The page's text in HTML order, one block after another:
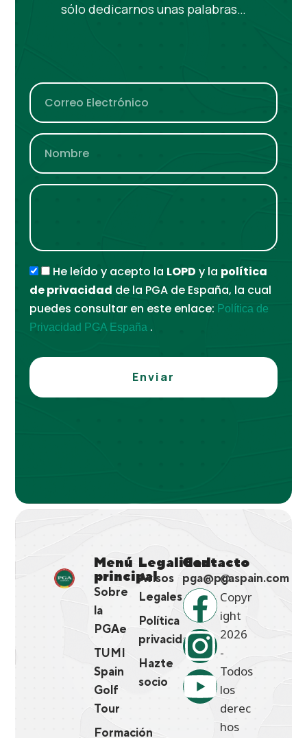
sólo dedicarnos unas palabras…
He leído y acepto la LOPD y la política
de privacidad de la PGA de España, la cual
puedes consultar en este enlace: Política de
Privacidad PGA España .
Enviar
Menú
principal
Sobre
la
PGAe
TUMI
Spain
Golf
Tour
Formación
Legalidad
Avisos
Legales
Política
privacidad
Hazte
socio
Contacto
pga@pgaspain.com
@
Copyr
ight
2026
-
Todos
los
derec
hos